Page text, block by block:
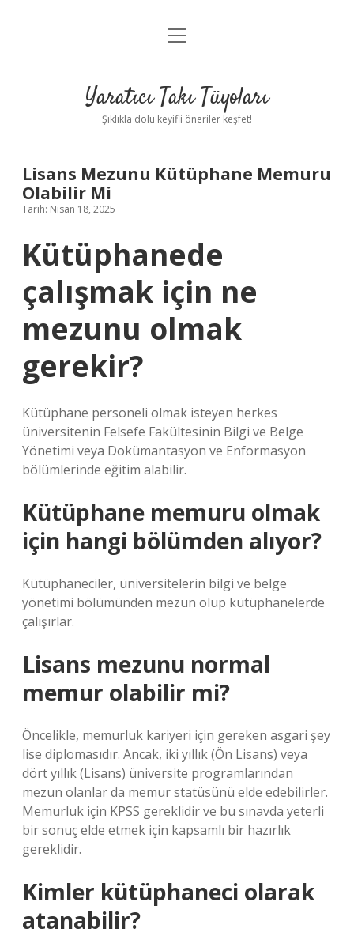
Anasayfa
Yasal Uyarı
menüyü
Yaratıcı Takı Tüyoları
Şıklıkla dolu keyifli öneriler keşfet!
Lisans Mezunu Kütüphane Memuru
Olabilir Mi
Tarih: Nisan 18, 2025
Kütüphanede
çalışmak için ne
mezunu olmak
gerekir?
Kütüphane personeli olmak isteyen herkes
üniversitenin Felsefe Fakültesinin Bilgi ve Belge
Yönetimi veya Dokümantasyon ve Enformasyon
bölümlerinde eğitim alabilir.
Kütüphane memuru olmak
için hangi bölümden alıyor?
Kütüphaneciler, üniversitelerin bilgi ve belge
yönetimi bölümünden mezun olup kütüphanelerde
çalışırlar.
Lisans mezunu normal
memur olabilir mi?
Öncelikle, memurluk kariyeri için gereken asgari şey
lise diplomasıdır. Ancak, iki yıllık (Ön Lisans) veya
dört yıllık (Lisans) üniversite programlarından
mezun olanlar da memur statüsünü elde edebilirler.
Memurluk için KPSS gereklidir ve bu sınavda yeterli
bir sonuç elde etmek için kapsamlı bir hazırlık
gereklidir.
Kimler kütüphaneci olarak
atanabilir?